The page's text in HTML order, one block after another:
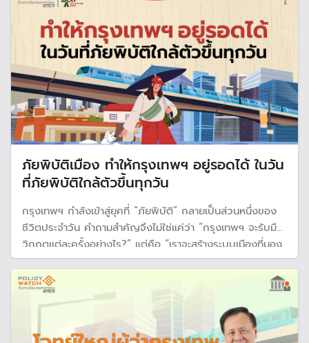
ภัยพิบัติเมือง ทำให้กรุงเทพฯ อยู่รอดได้ ในวัน
ที่ภัยพิบัติใกล้ตัวขึ้นทุกวัน
กรุงเทพฯ กำลังเข้าสู่ยุคที่ “ภัยพิบัติ” กลายเป็นส่วนหนึ่งของ
ชีวิตประจำวัน คำถามสำคัญจึงไม่ใช่แค่ว่า “กรุงเทพฯ จะรับมือ
วิกฤตแต่ละครั้งอย่างไร?” แต่คือ “เราจะสร้างระบบเมืองที่มอง
เห็น เตือนภัย ป้องกัน และดูแลคนได้ก่อนเกิดวิกฤตอย่างไร?”